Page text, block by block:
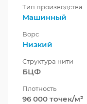
Тип производства
Машинный
Ворс
Низкий
Структура нити
БЦФ
Плотность
96 000 точек/м²